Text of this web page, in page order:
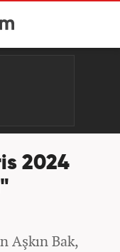
2024
Aşkın Bak,